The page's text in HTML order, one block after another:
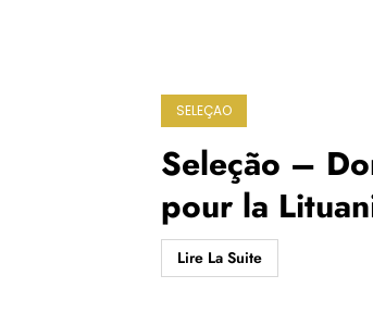
SELEÇAO
Seleção –
pour la
Lire La Suite